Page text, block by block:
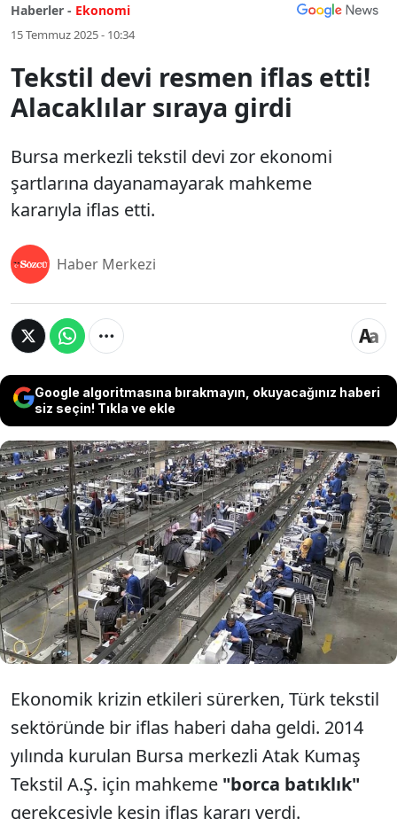
Haberler - Ekonomi
15 Temmuz 2025 - 10:34
Tekstil devi resmen iflas etti!
Alacaklılar sıraya girdi
Bursa merkezli tekstil devi zor ekonomi
şartlarına dayanamayarak mahkeme
kararıyla iflas etti.
Haber Merkezi
Google algoritmasına bırakmayın, okuyacağınız haberi
siz seçin! Tıkla ve ekle
Bursa merkezli tekstil devi zor
ekonomi şartlarına dayanamayarak
mahkeme kararıyla iflas etti.
Ekonomik krizin etkileri sürerken, Türk tekstil
sektöründe bir iflas haberi daha geldi. 2014
yılında kurulan Bursa merkezli Atak Kumaş
Tekstil A.Ş. için mahkeme "borca batıklık"
gerekçesiyle kesin iflas kararı verdi.